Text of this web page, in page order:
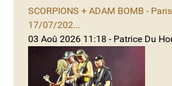
SCORPIONS + ADAM BOMB -
17/07/202...
03 Aoû 2026 11:18 - Patrice Du